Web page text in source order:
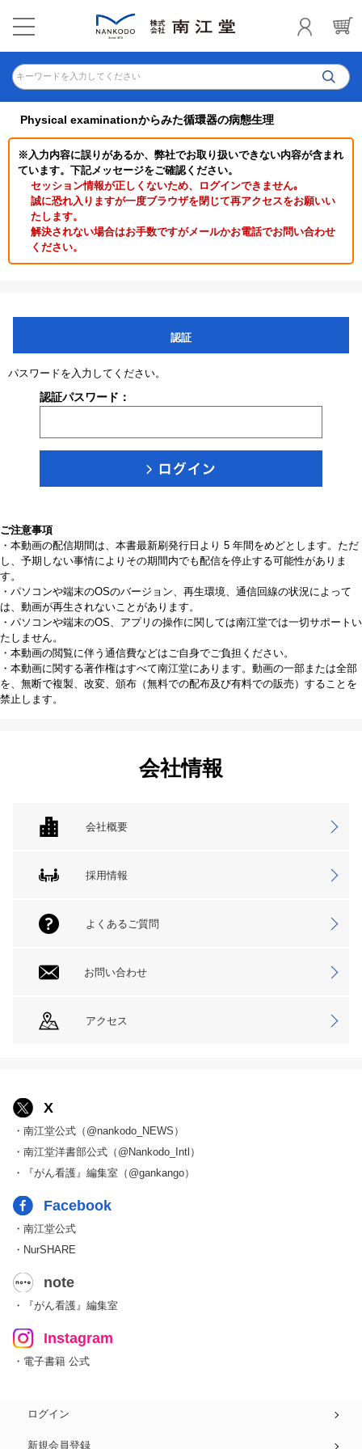
キーワードを入力してください
Physical examinationからみた循環器の病態生理
※入力内容に誤りがあるか、弊社でお取り扱いできない内容が含まれ
ています。下記メッセージをご確認ください。
セッション情報が正しくないため、ログインできません｡
誠に恐れ入りますが一度ブラウザを閉じて再アクセスをお願いい
たします。
解決されない場合はお手数ですがメールかお電話でお問い合わせ
ください。
認証
パスワードを入力してください。
認証パスワード：
ご注意事項
・本動画の配信期間は、本書最新刷発行日より 5 年間をめどとします。ただ
し、予期しない事情によりその期間内でも配信を停止する可能性がありま
す。
・パソコンや端末のOSのバージョン、再生環境、通信回線の状況によって
は、動画が再生されないことがあります。
・パソコンや端末のOS、アプリの操作に関しては南江堂では一切サポートい
たしません。
・本動画の閲覧に伴う通信費などはご自身でご負担ください。
・本動画に関する著作権はすべて南江堂にあります。動画の一部または全部
を、無断で複製、改変、頒布（無料での配布及び有料での販売）することを
禁止します。
会社情報
会社概要
採用情報
よくあるご質問
お問い合わせ
アクセス
X
・南江堂公式（@nankodo_NEWS）
・南江堂洋書部公式（@Nankodo_Intl）
・『がん看護』編集室（@gankango）
Facebook
・南江堂公式
・NurSHARE
note
・『がん看護』編集室
Instagram
・電子書籍 公式
ログイン
新規会員登録